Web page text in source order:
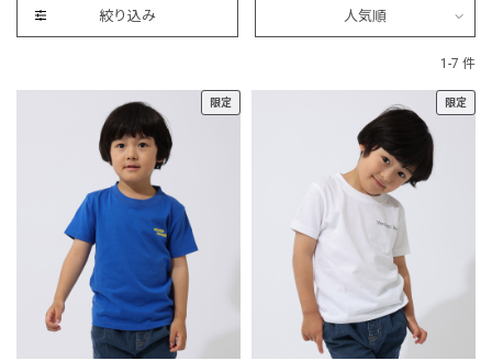
絞り込み 人気順
1-7 件
限定 限定